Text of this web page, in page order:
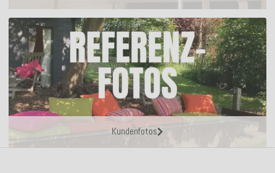
Kundenfotos